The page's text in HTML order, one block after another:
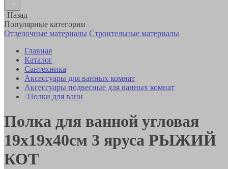
Назад
Популярные категории
Отделочные материалы Строительные материалы
Главная
Каталог
Сантехника
Аксессуары для ванных комнат
Аксессуары подвесные для ванных комнат
Полки для ванн
Полка для ванной угловая
19х19х40см 3 яруса РЫЖИЙ
КОТ